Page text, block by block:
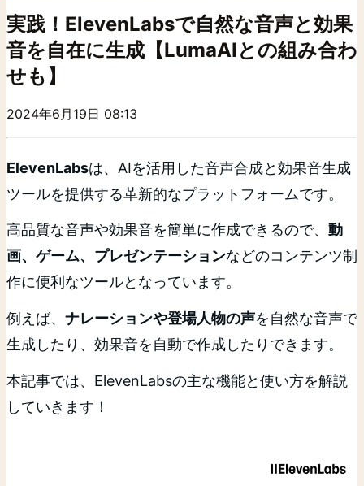
実践！ElevenLabsで自然な音声と効果
音を自在に生成【LumaAIとの組み合わ
せも】
2024年6月19日 08:13
ElevenLabsは、AIを活用した音声合成と効果音生成
ツールを提供する革新的なプラットフォームです。
高品質な音声や効果音を簡単に作成できるので、 動
画、ゲーム、プレゼンテーションなどのコンテンツ制
作に便利なツールとなっています。
例えば、 ナレーションや登場人物の声を自然な音声で
生成したり、効果音を自動で作成したりできます。
本記事では、ElevenLabsの主な機能と使い方を解説
していきます！